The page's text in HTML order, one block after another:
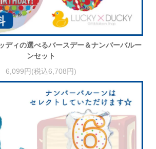
ディの選べるバースデー＆ナンバーバルー
ンセット
6,099円(税込6,708円)